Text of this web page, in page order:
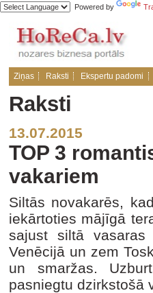
Powered by
Ziņas Raksti Ekspertu padomi
Raksti
13.07.2015
TOP 3
vakariem
Siltās novakarēs,
iekārtoties mājīgā
sajust siltā vasaras
Venēcijā un zem
un smaržas.
pasniegtu dzirkstošā